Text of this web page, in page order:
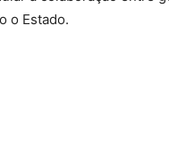
o Estado.